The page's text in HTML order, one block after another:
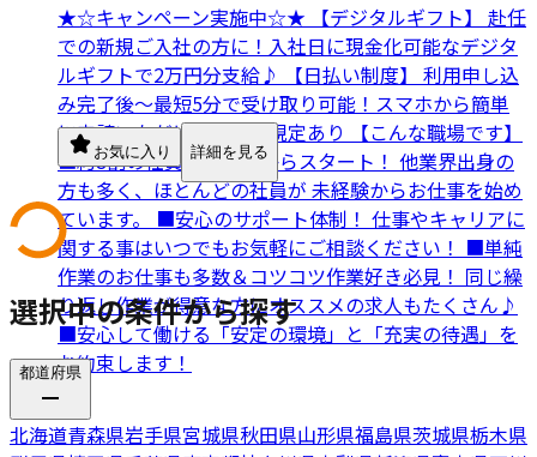
★☆キャンペーン実施中☆★ 【デジタルギフト】 赴任
での新規ご入社の方に！入社日に現金化可能なデジタ
ルギフトで2万円分支給♪ 【日払い制度】 利用申し込
み完了後～最短5分で受け取り可能！スマホから簡単
に申請いただけます！※規定あり 【こんな職場です】
■約8割の社員が未経験からスタート！ 他業界出身の
方も多く、ほとんどの社員が 未経験からお仕事を始め
ています。 ■安心のサポート体制！ 仕事やキャリアに
関する事はいつでもお気軽にご相談ください！ ■単純
作業のお仕事も多数＆コツコツ作業好き必見！ 同じ繰
り返し作業が得意な方にオススメの求人もたくさん♪
■安心して働ける「安定の環境」と「充実の待遇」を
お約束します！
お気に入り 詳細を見る
選択中の条件から探す
都道府県
北海道青森県岩手県宮城県秋田県山形県福島県茨城県栃木県